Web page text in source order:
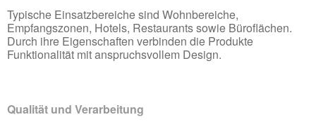
Typische Einsatzbereiche sind Wohnbereiche,
Empfangszonen, Hotels, Restaurants sowie Büroflächen.
Durch ihre Eigenschaften verbinden die Produkte
Funktionalität mit anspruchsvollem Design.
Qualität und Verarbeitung